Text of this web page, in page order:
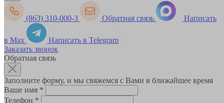
(863) 310-000-3 Обратная связь Написать
в Max
Написать в Telegram
Заказать звонок
Обратная связь
Заполните форму, и мы свяжемся с Вами в ближайшее время
Ваше имя *
Телефон *